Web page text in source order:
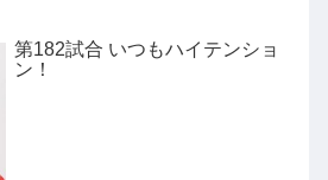
第182試合 いつもハイテンショ
ン！